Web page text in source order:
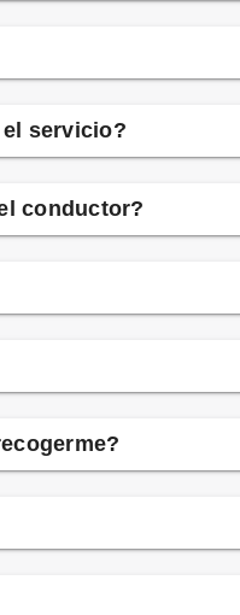
servicio?
conductor?